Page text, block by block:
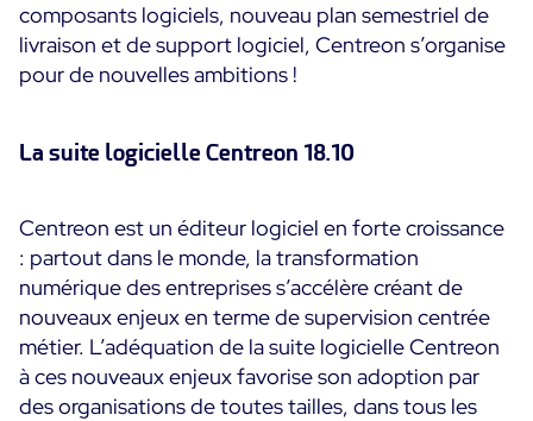
Cas d’usage
Convergence IT & OT
Performance Web
Supervision du Cloud
Supervision réseau
Education
Public
Toutes
Technologies
Google Cloud Platform
Kubernetes
Microsoft 365
Microsoft Azure
POURQUOI CENTREON
Notre vision
Bénéfices
composants logiciels, nouveau plan semestriel de
livraison et de support logiciel, Centreon s’organise
pour de nouvelles ambitions !
La suite logicielle Centreon 18.10
Centreon est un éditeur logiciel en forte croissance
: partout dans le monde, la transformation
numérique des entreprises s’accélère créant de
nouveaux enjeux en terme de supervision centrée
métier. L’adéquation de la suite logicielle Centreon
à ces nouveaux enjeux favorise son adoption par
des organisations de toutes tailles, dans tous les